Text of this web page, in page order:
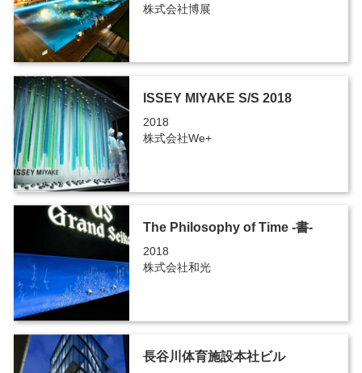
株式会社博展
ISSEY MIYAKE S/S 2018
2018
株式会社We+
The Philosophy of Time -書-
2018
株式会社和光
長谷川体育施設本社ビル